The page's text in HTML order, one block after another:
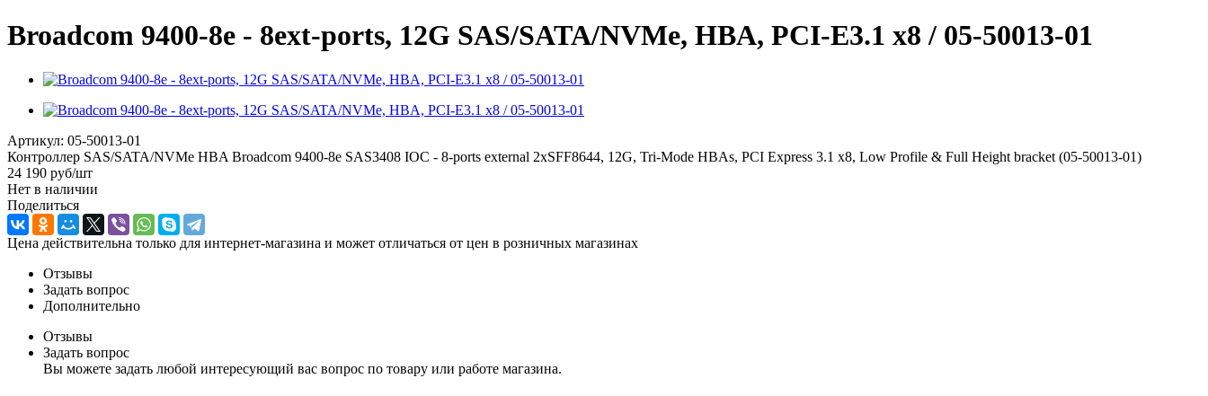
Broadcom 9400-8e - 8ext-ports, 12G SAS/SATA/NVMe, HBA, PCI-E3.1 x8 / 05-50013-01
Артикул: 05-50013-01
Контроллер SAS/SATA/NVMe HBA Broadcom 9400-8e SAS3408 IOC - 8-ports external 2xSFF8644, 12G, Tri-Mode HBAs, PCI Express 3.1 x8, Low Profile & Full Height bracket (05-50013-01)
24 190 руб/шт
Нет в наличии
Поделиться
Цена действительна только для интернет-магазина и может отличаться от цен в розничных магазинах
Отзывы
Задать вопрос
Дополнительно
Отзывы
Задать вопрос
Вы можете задать любой интересующий вас вопрос по товару или работе магазина.